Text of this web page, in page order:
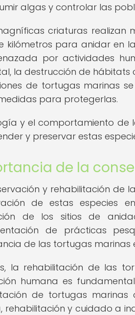
algas y controlar las
criaturas realizan
kilómetros para anidar en
por actividades
la destrucción de
de tortugas marinas
para protegerlas.
y el comportamiento de
y preservar estas
de la
y rehabilitación de
de estas especies
de los sitios de
de prácticas
de las tortugas marinas
la rehabilitación de las
humana es
de tortugas
rehabilitación y cuidado a